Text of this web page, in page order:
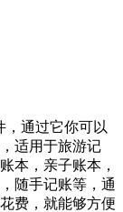
，通过它你可以
适用于旅游记
本，亲子账本，
随手记账等，通
费，就能够方便